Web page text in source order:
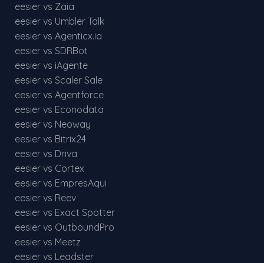
eesier vs Zaia
eesier vs Umbler Talk
eesier vs Agenticx.ia
eesier vs SDRBot
eesier vs iAgente
eesier vs Scaler Sale
eesier vs Agentforce
eesier vs Econodata
eesier vs Neoway
eesier vs Bitrix24
eesier vs Driva
eesier vs Cortex
eesier vs EmpresAqui
eesier vs Reev
eesier vs Exact Spotter
eesier vs OutboundPro
eesier vs Meetz
eesier vs Leadster